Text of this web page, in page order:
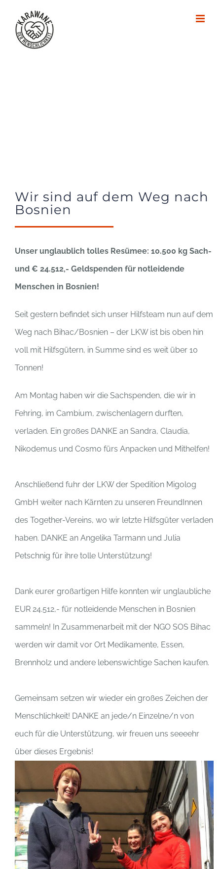
Inhalt
springen
Wir sind auf dem Weg nach
Bosnien
Unser unglaublich tolles Resümee: 10.500 kg Sach-
und € 24.512,- Geldspenden für notleidende
Menschen in Bosnien!
Seit gestern befindet sich unser Hilfsteam nun auf dem
Weg nach Bihac/Bosnien – der LKW ist bis oben hin
voll mit Hilfsgütern, in Summe sind es weit über 10
Tonnen!
Am Montag haben wir die Sachspenden, die wir in
Fehring, im Cambium, zwischenlagern durften,
verladen. Ein großes DANKE an Sandra, Claudia,
Nikodemus und Cosmo fürs Anpacken und Mithelfen!
Anschließend fuhr der LKW der Spedition Migolog
GmbH weiter nach Kärnten zu unseren FreundInnen
des Together-Vereins, wo wir letzte Hilfsgüter verladen
haben. DANKE an Angelika Tarmannund Julia
Petschnig für ihre tolle Unterstützung!
Dank eurer großartigen Hilfe konnten wir unglaubliche
EUR 24.512,- für notleidende Menschen in Bosnien
sammeln! In Zusammenarbeit mit der NGO SOS Bihac
werden wir damit vor Ort Medikamente, Essen,
Brennholz und andere lebenswichtige Sachen kaufen.
Gemeinsam setzen wir wieder ein großes Zeichen der
Menschlichkeit! DANKE an jede/n Einzelne/n von
euch für die Unterstützung, wir freuen uns seeeehr
über dieses Ergebnis!